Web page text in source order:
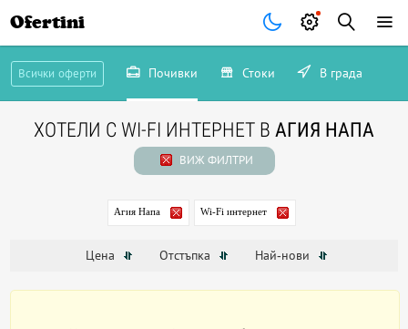
Ofertini
Всички оферти Почивки Стоки В града
ХОТЕЛИ С WI-FI ИНТЕРНЕТ В АГИЯ НАПА
ВИЖ ФИЛТРИ
Агия Напа Wi-Fi интернет
Цена Отстъпка Най-нови